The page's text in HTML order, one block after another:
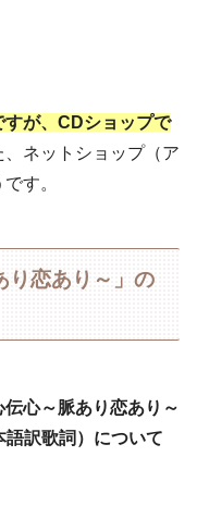
が、CDショップで
、ネットショップ（ア
す。
り恋あり～」の
心～脈あり恋あり～
語訳歌詞）について